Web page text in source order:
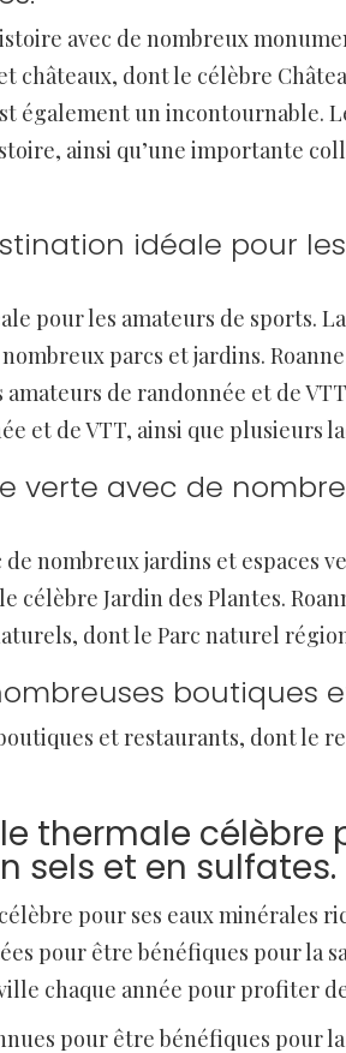
avec de nombreux
dont le célèbre
également un incontournable.
ainsi qu’une importante
idéale pour
pour les amateurs de sports.
parcs et jardins.
de randonnée et de
et de VTT, ainsi que plusieurs
verte avec de
nombreux jardins et espaces
célèbre Jardin des Plantes.
dont le Parc naturel
boutiques
et restaurants, dont le
thermale célèbre
sels et en sulfates.
pour ses eaux minérales
pour être bénéfiques pour la
chaque année pour profiter
pour être bénéfiques pour